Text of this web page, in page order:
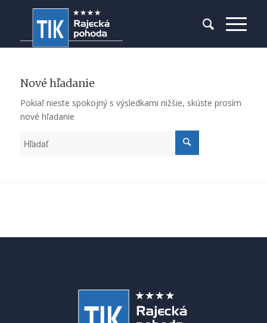
Nové hľadanie
Pokiaľ nieste spokojný s výsledkami nižšie, skúste prosím
nové hľadanie